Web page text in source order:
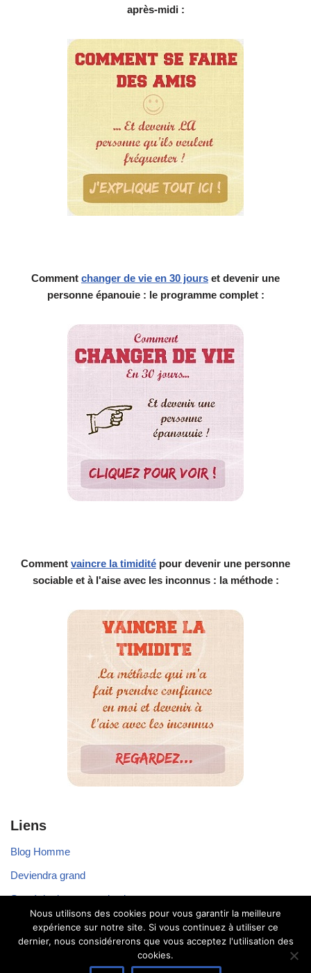
après-midi :
Comment changer de vie en 30 jours et devenir une
personne épanouie : le programme complet :
Comment vaincre la timidité pour devenir une personne
sociable et à l'aise avec les inconnus : la méthode :
Liens
Blog Homme
Deviendra grand
Stratégie de communication
Voyager seul
Nous utilisons des cookies pour vous garantir la meilleure
expérience sur notre site. Si vous continuez à utiliser ce
dernier, nous considérerons que vous acceptez l'utilisation des
cookies.